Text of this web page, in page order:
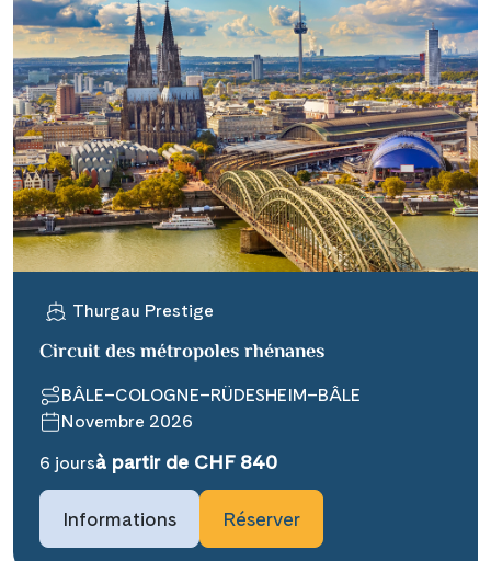
Thurgau Prestige
Circuit des métropoles rhénanes
BÂLE–COLOGNE–RÜDESHEIM–BÂLE
Novembre 2026
6 joursà partir de CHF 840
Informations Réserver